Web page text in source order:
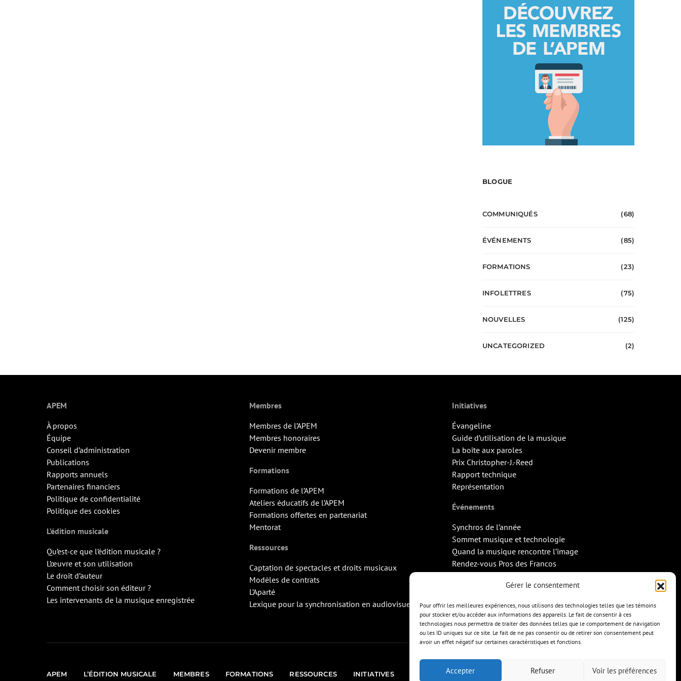
Gérer le consentement
Pour offrir les meilleures expériences, nous utilisons des technologies telles que les témoins
pour stocker et/ou accéder aux informations des appareils. Le fait de consentir à ces
technologies nous permettra de traiter des données telles que le comportement de navigation
ou les ID uniques sur ce site. Le fait de ne pas consentir ou de retirer son consentement peut
avoir un effet négatif sur certaines caractéristiques et fonctions.
Accepter Refuser Voir les préférences
BLOGUE
COMMUNIQUÉS (68)
ÉVÉNEMENTS (85)
FORMATIONS (23)
INFOLETTRES (75)
NOUVELLES (125)
UNCATEGORIZED (2)
APEM
À propos
Équipe
Conseil d’administration
Publications
Rapports annuels
Partenaires financiers
Politique de confidentialité
Politique des cookies
L’édition musicale
Qu’est-ce que l’édition musicale ?
L’œuvre et son utilisation
Le droit d’auteur
Comment choisir son éditeur ?
Les intervenants de la musique enregistrée
Membres
Membres de l’APEM
Membres honoraires
Devenir membre
Formations
Formations de l’APEM
Ateliers éducatifs de l’APEM
Formations offertes en partenariat
Mentorat
Ressources
Captation de spectacles et droits musicaux
Modèles de contrats
L’Aparté
Lexique pour la synchronisation en audiovisuel
Initiatives
Évangeline
Guide d’utilisation de la musique
La boîte aux paroles
Prix Christopher-J.-Reed
Rapport technique
Représentation
Événements
Synchros de l’année
Sommet musique et technologie
Quand la musique rencontre l’image
Rendez-vous Pros des Francos
APEM L’ÉDITION MUSICALE MEMBRES FORMATIONS RESSOURCES INITIATIVES ÉVÉNEMENTS ENGLISH